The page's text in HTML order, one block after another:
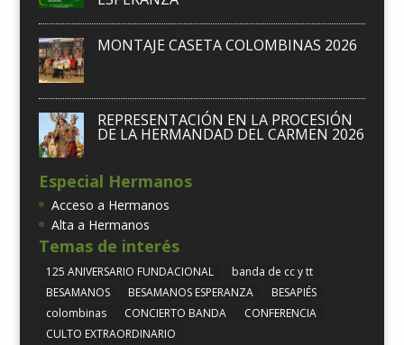
MONTAJE CASETA COLOMBINAS 2026
REPRESENTACIÓN EN LA PROCESIÓN
DE LA HERMANDAD DEL CARMEN 2026
Especial Hermanos
Acceso a Hermanos
Alta a Hermanos
Temas de interés
125 ANIVERSARIO FUNDACIONAL
banda de cc y tt
BESAMANOS
BESAMANOS ESPERANZA
BESAPIÉS
colombinas
CONCIERTO BANDA
CONFERENCIA
CULTO EXTRAORDINARIO